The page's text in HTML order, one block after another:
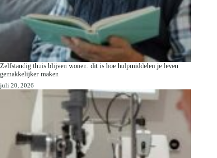
Zelfstandig thuis blijven wonen: dit is hoe hulpmiddelen je leven
gemakkelijker maken
juli 20, 2026